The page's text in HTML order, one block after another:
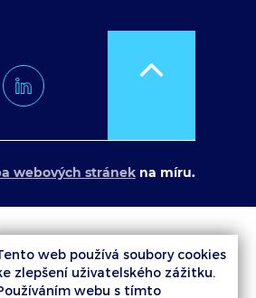
webových stránekna míru.
web používá soubory cookies
zlepšení uživatelského zážitku.
webu s tímto